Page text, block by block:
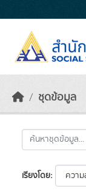
ชุดข้อมูล
เรียงโดย